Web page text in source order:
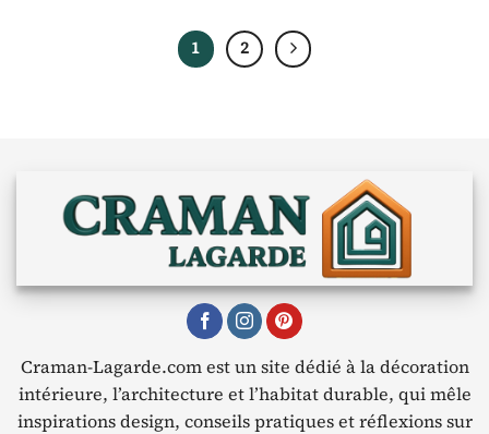
1 2
Craman-Lagarde.com est un site dédié à la décoration
intérieure, l’architecture et l’habitat durable, qui mêle
inspirations design, conseils pratiques et réflexions sur